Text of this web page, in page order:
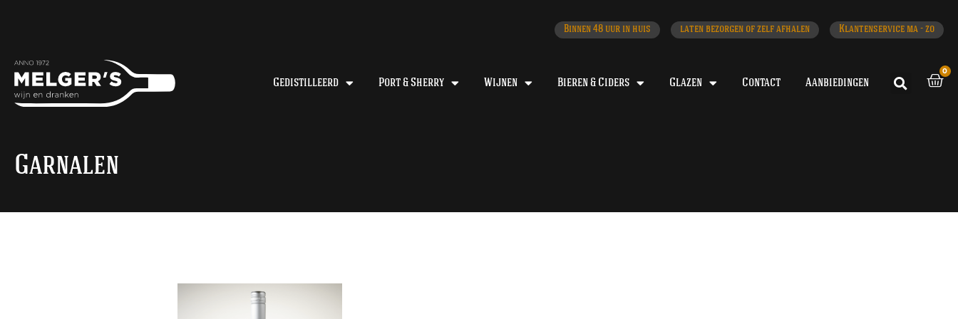
Binnen 48 uur in huis laten bezorgen of zelf afhalen Klantenservice ma - zo
Gedistilleerd Port & Sherry Wijnen Bieren & Ciders Glazen Contact Aanbiedingen
0
Garnalen